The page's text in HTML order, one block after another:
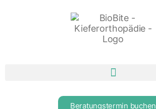
Beratungstermin buchen